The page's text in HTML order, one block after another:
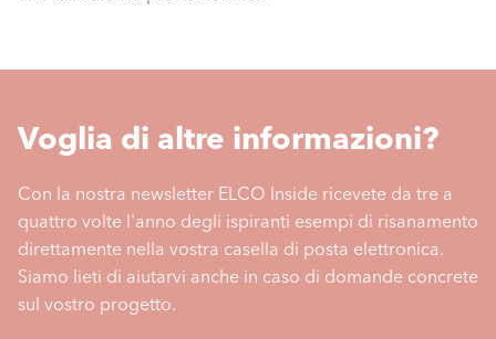
Voglia di altre informazioni?
Con la nostra newsletter ELCO Inside ricevete da tre a
quattro volte l'anno degli ispiranti esempi di risanamento
direttamente nella vostra casella di posta elettronica.
Siamo lieti di aiutarvi anche in caso di domande concrete
sul vostro progetto.